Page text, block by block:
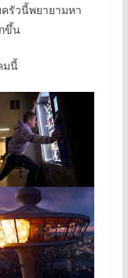
รัวนี้พยายามหา
ขึ้น
มนี้